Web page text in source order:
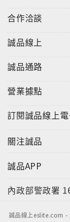
合作洽談
誠品線上
誠品通路
營業據點
訂閱誠品線上
關注誠品
誠品APP
內政部警政署
誠品線上eslite.com